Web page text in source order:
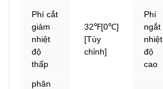
Phí cắt
giảm
nhiệt
độ
thấp
32℉[0℃]
[Tùy
chỉnh]
Phí
ngắt
nhiệt
độ
cao
phân